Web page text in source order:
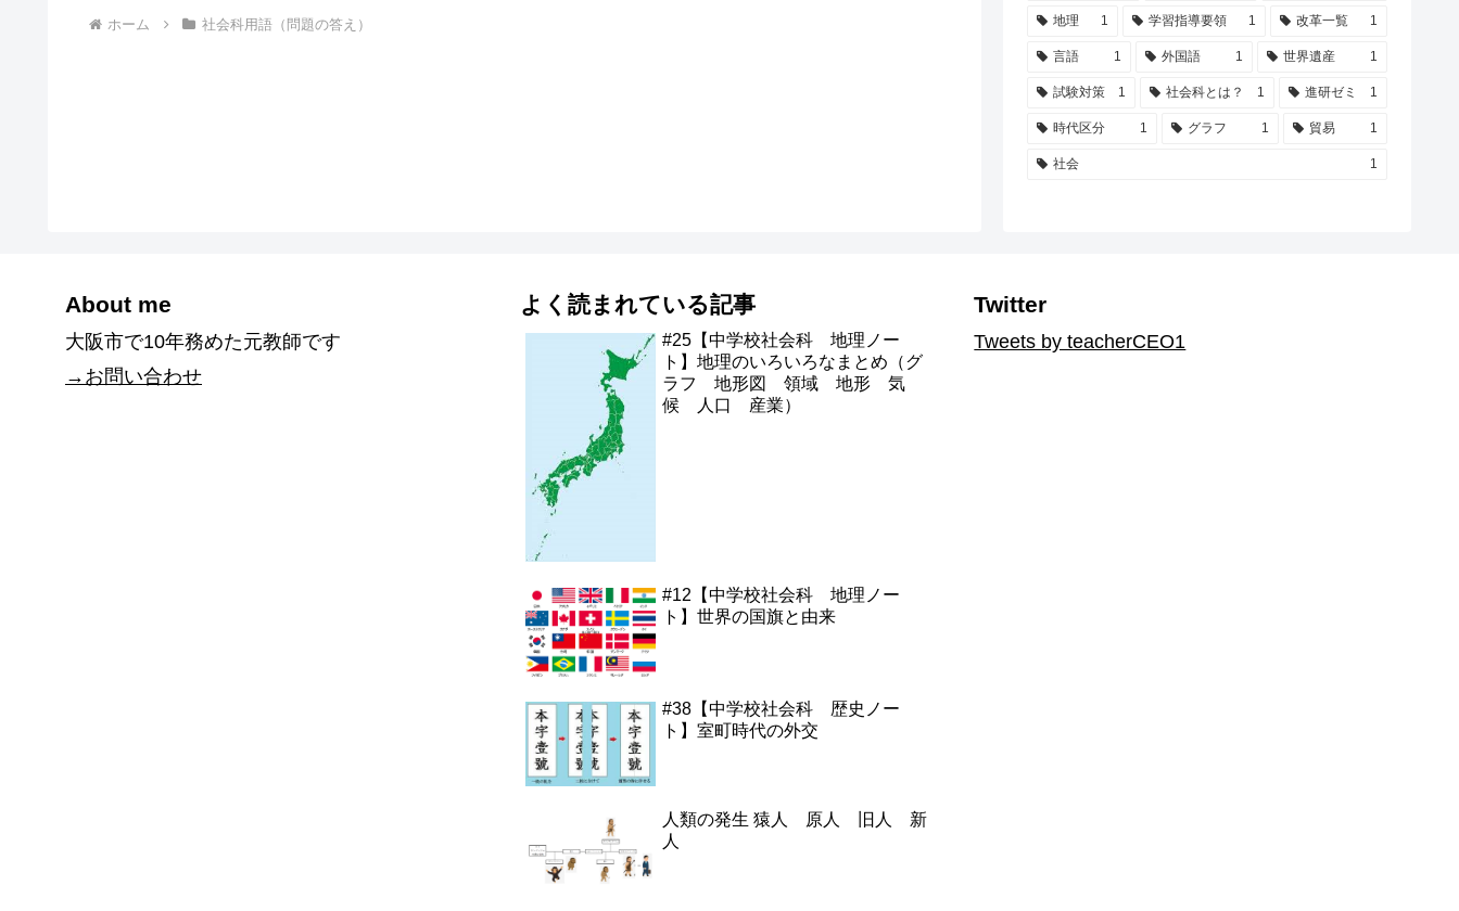
ホーム 社会科用語（問題の答え） 地理 1 学習指導要領 1 改革一覧 1
言語 1 外国語 1 世界遺産 1
試験対策 1 社会科とは？ 1 進研ゼミ 1
時代区分 1 グラフ 1 貿易 1
社会 1
About me
大阪市で10年務めた元教師です
→お問い合わせ
よく読まれている記事
#25【中学校社会科 地理ノー
ト】地理のいろいろなまとめ（グ
ラフ 地形図 領域 地形 気
候 人口 産業）
#12【中学校社会科 地理ノー
ト】世界の国旗と由来
#38【中学校社会科 歴史ノー
ト】室町時代の外交
人類の発生 猿人 原人 旧人 新
人
Twitter
Tweets by teacherCEO1